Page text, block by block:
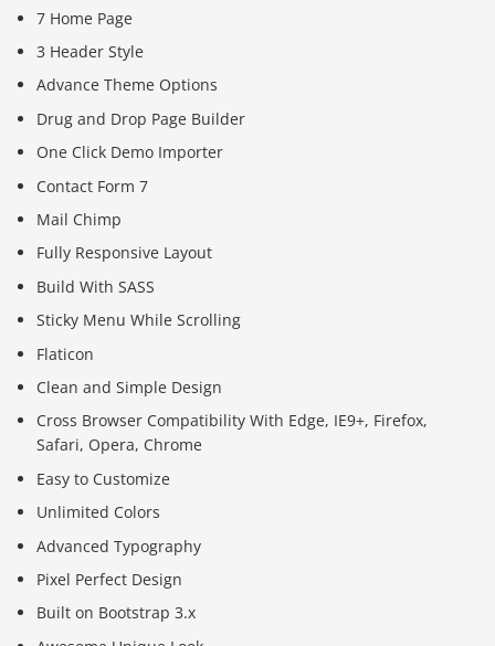
7 Home Page
3 Header Style
Advance Theme Options
Drug and Drop Page Builder
One Click Demo Importer
Contact Form 7
Mail Chimp
Fully Responsive Layout
Build With SASS
Sticky Menu While Scrolling
Flaticon
Clean and Simple Design
Cross Browser Compatibility With Edge, IE9+, Firefox,
Safari, Opera, Chrome
Easy to Customize
Unlimited Colors
Advanced Typography
Pixel Perfect Design
Built on Bootstrap 3.x